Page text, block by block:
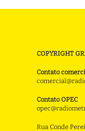
COPYRIGHT
Contato
Contato OPEC
Rua Conde